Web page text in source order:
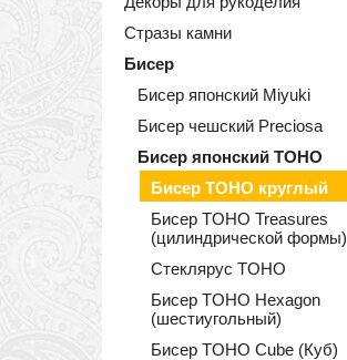
Стразы камни
Бисер
Бисер японский Miyuki
Бисер чешский Preciosa
Бисер японский TOHO
Бисер TOHO круглый
Бисер TOHO Treasures
(цилиндрической формы)
Стеклярус TOHO
Бисер TOHO Hexagon
(шестиугольный)
Бисер TOHO Cube (Куб)